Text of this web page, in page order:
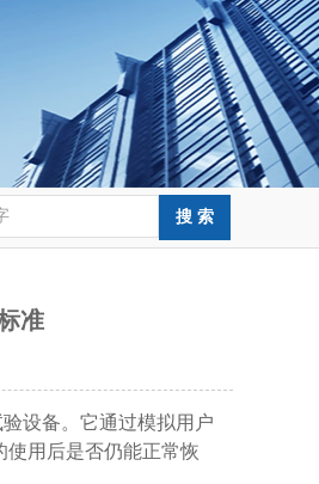
准
设备。它通过模拟用户
使用后是否仍能正常恢